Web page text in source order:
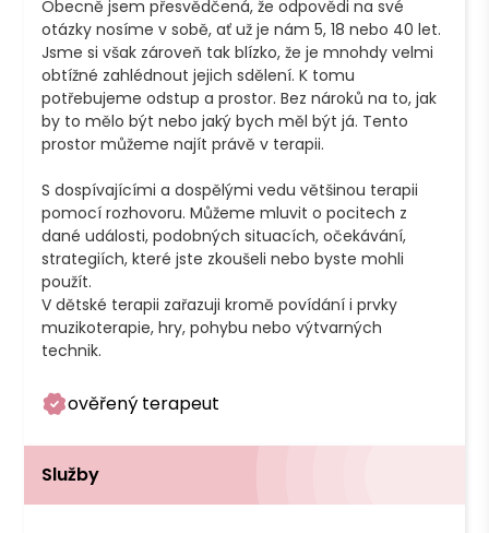
Obecně jsem přesvědčená, že odpovědi na své
otázky nosíme v sobě, ať už je nám 5, 18 nebo 40 let.
Jsme si však zároveň tak blízko, že je mnohdy velmi
obtížné zahlédnout jejich sdělení. K tomu
potřebujeme odstup a prostor. Bez nároků na to, jak
by to mělo být nebo jaký bych měl být já. Tento
prostor můžeme najít právě v terapii.
S dospívajícími a dospělými vedu většinou terapii
pomocí rozhovoru. Můžeme mluvit o pocitech z
dané události, podobných situacích, očekávání,
strategiích, které jste zkoušeli nebo byste mohli
použít.
V dětské terapii zařazuji kromě povídání i prvky
muzikoterapie, hry, pohybu nebo výtvarných
technik.
ověřený terapeut
Služby